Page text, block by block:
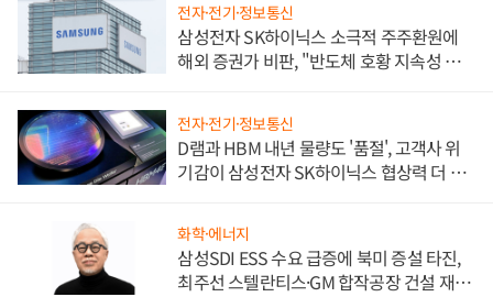
전자·전기·정보통신
삼성전자 SK하이닉스 소극적 주주환원에
해외 증권가 비판, "반도체 호황 지속성 의
전자·전기·정보통신
D램과 HBM 내년 물량도 '품절', 고객사 위
기감이 삼성전자 SK하이닉스 협상력 더 키
화학·에너지
삼성SDI ESS 수요 급증에 북미 증설 타진,
최주선 스텔란티스·GM 합작공장 건설 재추